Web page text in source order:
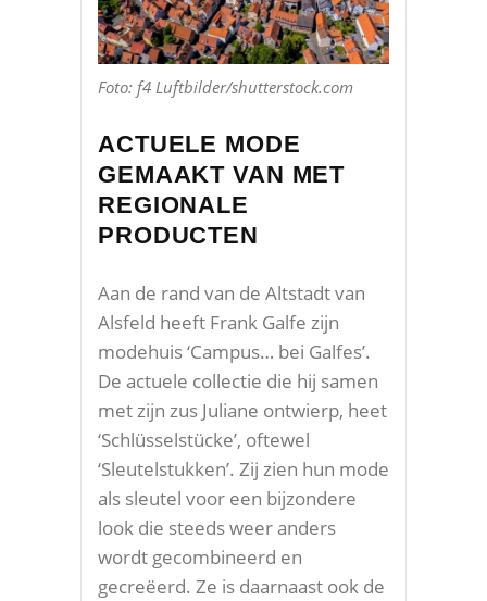
Foto: f4 Luftbilder/shutterstock.com
ACTUELE MODE
GEMAAKT VAN MET
REGIONALE
PRODUCTEN
Aan de rand van de Altstadt van
Alsfeld heeft Frank Galfe zijn
modehuis ‘Campus… bei Galfes’.
De actuele collectie die hij samen
met zijn zus Juliane ontwierp, heet
‘Schlüsselstücke’, oftewel
‘Sleutelstukken’. Zij zien hun mode
als sleutel voor een bijzondere
look die steeds weer anders
wordt gecombineerd en
gecreëerd. Ze is daarnaast ook de